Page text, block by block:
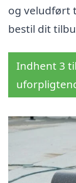
og veludført
bestil dit
Indhent 3